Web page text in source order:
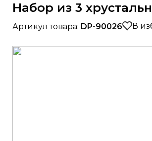
Набор из 3
Артикул товара: DP-90026 В